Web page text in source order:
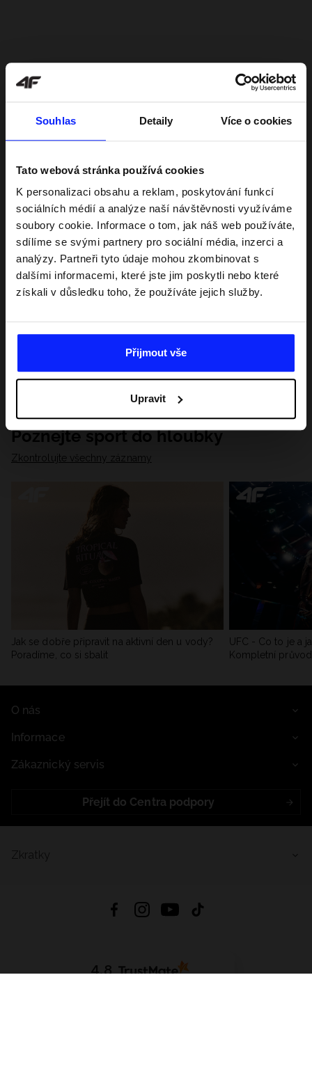
Souhlas Detaily Více o cookies
Tato webová stránka používá cookies
K personalizaci obsahu a reklam, poskytování funkcí
sociálních médií a analýze naší návštěvnosti využíváme
soubory cookie. Informace o tom, jak náš web používáte,
sdílíme se svými partnery pro sociální média, inzerci a
analýzy. Partneři tyto údaje mohou zkombinovat s
dalšími informacemi, které jste jim poskytli nebo které
získali v důsledku toho, že používáte jejich služby.
Přijmout vše
Upravit
Poznejte sport do hloubky
Zkontrolujte všechny záznamy
Jak se dobře připravit na aktivní den u vody?
Poradíme, co si sbalit
UFC - Co to je a
Kompletní
O nás
Informace
Zákaznický servis
Přejít do Centra podpory
4.8